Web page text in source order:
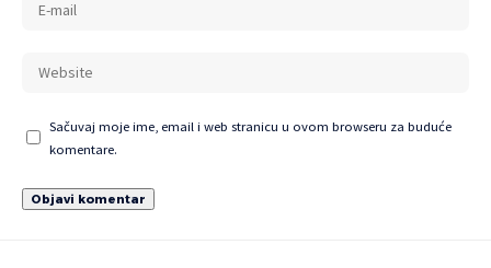
Sačuvaj moje ime, email i web stranicu u ovom browseru za buduće
komentare.